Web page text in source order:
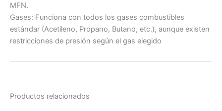
MFN.
Gases: Funciona con todos los gases combustibles
estándar (Acetileno, Propano, Butano, etc.), aunque existen
restricciones de presión según el gas elegido
Productos relacionados